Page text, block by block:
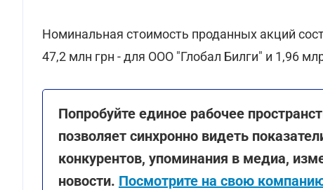
Номинальная стоимость проданных акций
47,2 млн грн - для ООО "Глобал Билги" и 1,96
Попробуйте единое рабочее
позволяет синхронно видеть
конкурентов, упоминания в медиа,
новости. Посмотрите на свою